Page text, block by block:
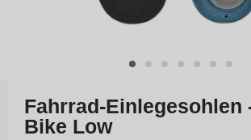
öffnenFahrrad-Einlegesohlen
Bike Low